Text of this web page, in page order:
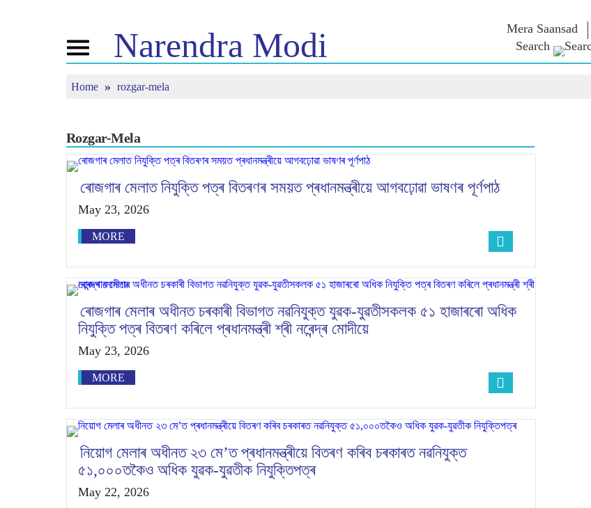
Toggle
navigationNarendra Modi Mera Saansad
Search
এন এমৰ বিষয়ে
জনতাৰ কৰ্ণাৰ
টাইমলাইন
প্ৰতিফলন
অন্তৰ্দৃষ্টি
আন্তঃৰাষ্ট্ৰীয়
Kashi Vikas Yatra
Home rozgar-mela
Rozgar-Mela
ৰোজগাৰ মেলাত নিযুক্তি পত্ৰ বিতৰণৰ সময়ত প্ৰধানমন্ত্ৰীয়ে আগবঢ়োৱা ভাষণৰ পূৰ্ণপাঠ
May 23, 2026
MORE
ৰোজগাৰ মেলাৰ অধীনত চৰকাৰী বিভাগত নৱনিযুক্ত যুৱক-যুৱতীসকলক ৫১ হাজাৰৰো অধিক
নিযুক্তি পত্ৰ বিতৰণ কৰিলে প্ৰধানমন্ত্ৰী শ্ৰী নৰেন্দ্ৰ মোদীয়ে
May 23, 2026
MORE
নিয়োগ মেলাৰ অধীনত ২৩ মে’ত প্ৰধানমন্ত্ৰীয়ে বিতৰণ কৰিব চৰকাৰত নৱনিযুক্ত
৫১,০০০তকৈও অধিক যুৱক-যুৱতীক নিযুক্তিপত্ৰ
May 22, 2026